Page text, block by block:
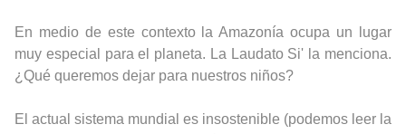
En medio de este contexto la Amazonía ocupa un lugar
muy especial para el planeta. La Laudato Si' la menciona.
¿Qué queremos dejar para nuestros niños?
El actual sistema mundial es insostenible (podemos leer la